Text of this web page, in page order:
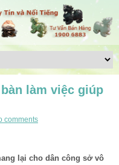
làm việc giúp
comments
lại cho dân công sở vô